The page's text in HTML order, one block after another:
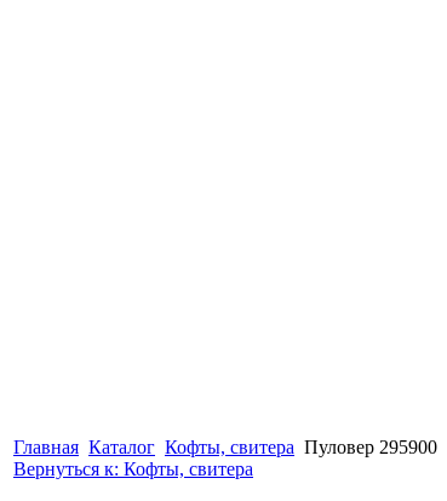
Главная Каталог Кофты, свитера Пуловер 295900
Вернуться к: Кофты, свитера